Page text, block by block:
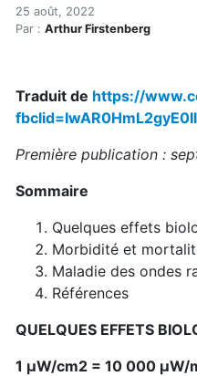
Accueil
Articles
Paquet
25 août, 2022
Par : Arthur Firstenberg
Traduit de https://
Première publication :
Sommaire
Quelques effets
Morbidité et
Maladie des ondes
Références
QUELQUES EFFETS
1 μW/cm2 = 10 000 μW/